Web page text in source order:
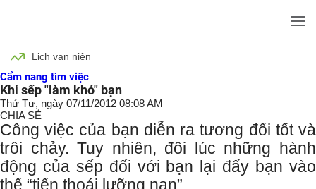
Lịch vạn niên
Cẩm nang tìm việc
Khi sếp "làm khó" bạn
Thứ Tư, ngày 07/11/2012 08:08 AM
CHIA SẺ
Công việc của bạn diễn ra tương đối tốt và
trôi chảy. Tuy nhiên, đôi lúc những hành
động của sếp đối với bạn lại đẩy bạn vào
thế “tiến thoái lưỡng nan”.